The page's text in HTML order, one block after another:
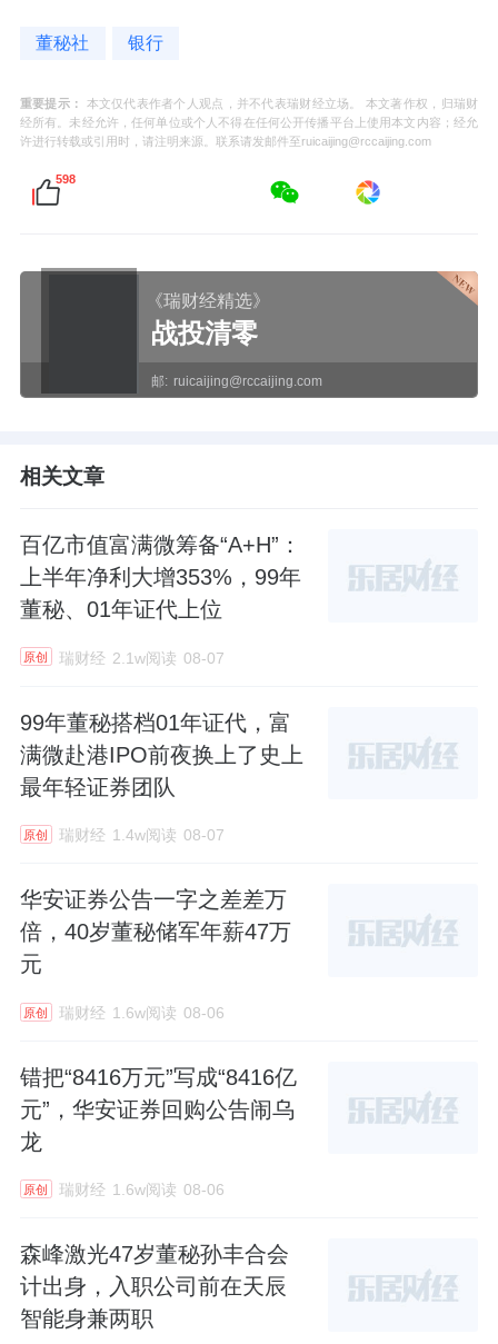
董秘社 银行
重要提示：
本文仅代表作者个人观点，并不代表瑞财经立场。 本文著作权，归瑞财
经所有。未经允许，任何单位或个人不得在任何公开传播平台上使用本文内容；经允
许进行转载或引用时，请注明来源。联系请发邮件至ruicaijing@rccaijing.com
598
《瑞财经精选》
战投清零
邮: ruicaijing@rccaijing.com
相关文章
百亿市值富满微筹备“A+H”：
上半年净利大增353%，99年
董秘、01年证代上位
原创 瑞财经 2.1w阅读 08-07
99年董秘搭档01年证代，富
满微赴港IPO前夜换上了史上
最年轻证券团队
原创 瑞财经 1.4w阅读 08-07
华安证券公告一字之差差万
倍，40岁董秘储军年薪47万
元
原创 瑞财经 1.6w阅读 08-06
错把“8416万元”写成“8416亿
元”，华安证券回购公告闹乌
龙
原创 瑞财经 1.6w阅读 08-06
森峰激光47岁董秘孙丰合会
计出身，入职公司前在天辰
智能身兼两职